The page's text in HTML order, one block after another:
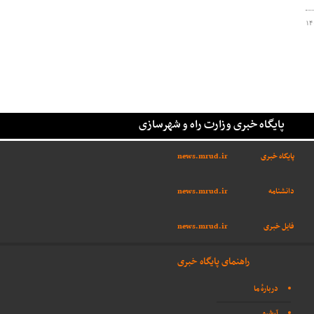
پایگاه خبری وزارت راه و شهرسازی
پایگاه خبری news.mrud.ir
دانشنامه
news.mrud.ir
فایل خبری news.mrud.ir
راهنمای پایگاه خبری
دربارهٔ ما